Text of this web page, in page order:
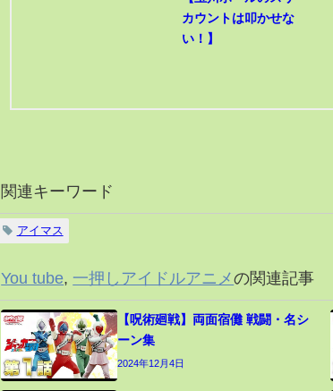
カウントは叩かせな
い！】
関連キーワード
アイマス
You tube, 一押しアイドルアニメの関連記事
【呪術廻戦】両面宿儺 戦闘・名シ
ーン集
2024年12月4日